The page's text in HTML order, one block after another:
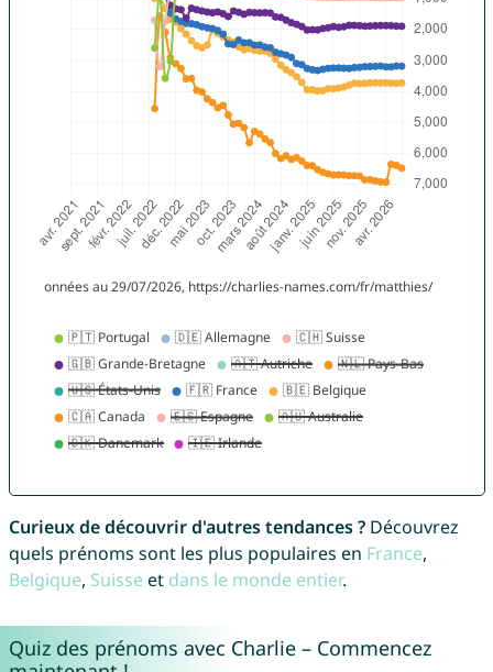
Curieux de découvrir d'autres tendances ?Découvrez
quels prénoms sont les plus populaires en France,
Belgique, Suisse et dans le monde entier.
Quiz des prénoms avec Charlie – Commencez